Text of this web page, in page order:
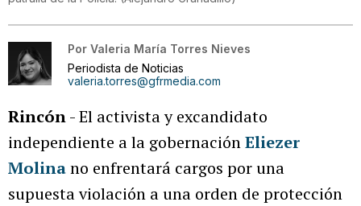
Por Valeria María Torres Nieves
Periodista de Noticias
valeria.torres@gfrmedia.com
Rincón- El activista y excandidato
independiente a la gobernaciónEliezer
Molinano enfrentará cargos por una
supuesta violación a una orden de protección